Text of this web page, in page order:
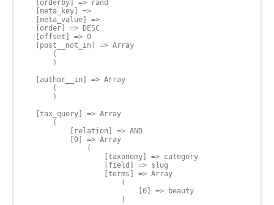
   [orderby] => rand
   [meta_key] =>
   [meta_value] =>
   [order] => DESC
   [offset] => 0
   [post__not_in] => Array
       (
       )
   [author__in] => Array
       (
       )
   [tax_query] => Array
       (
           [relation] => AND
           [0] => Array
               (
                   [taxonomy] => category
                   [field] => slug
                   [terms] => Array
                       (
                           [0] => beauty
                       )